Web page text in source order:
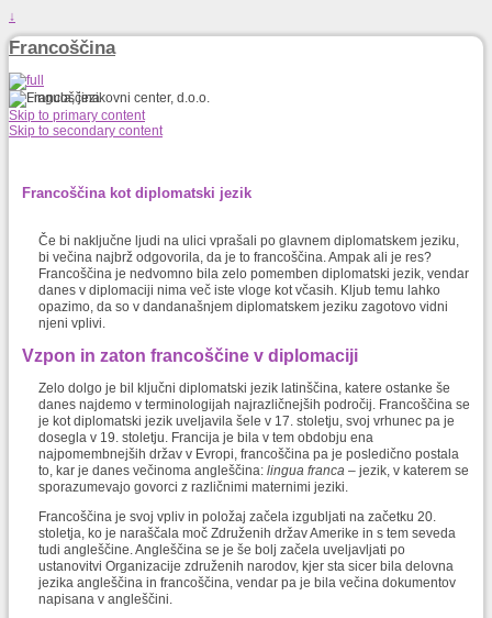
↓
Francoščina
Skip to primary content
Skip to secondary content
Francoščina kot diplomatski jezik
Če bi naključne ljudi na ulici vprašali po glavnem diplomatskem jeziku,
bi večina najbrž odgovorila, da je to francoščina. Ampak ali je res?
Francoščina je nedvomno bila zelo pomemben diplomatski jezik, vendar
danes v diplomaciji nima več iste vloge kot včasih. Kljub temu lahko
opazimo, da so v dandanašnjem diplomatskem jeziku zagotovo vidni
njeni vplivi.
Vzpon in zaton francoščine v diplomaciji
Zelo dolgo je bil ključni diplomatski jezik latinščina, katere ostanke še
danes najdemo v terminologijah najrazličnejših področij. Francoščina se
je kot diplomatski jezik uveljavila šele v 17. stoletju, svoj vrhunec pa je
dosegla v 19. stoletju. Francija je bila v tem obdobju ena
najpomembnejših držav v Evropi, francoščina pa je posledično postala
to, kar je danes večinoma angleščina: lingua franca – jezik, v katerem se
sporazumevajo govorci z različnimi maternimi jeziki.
Francoščina je svoj vpliv in položaj začela izgubljati na začetku 20.
stoletja, ko je naraščala moč Združenih držav Amerike in s tem seveda
tudi angleščine. Angleščina se je še bolj začela uveljavljati po
ustanovitvi Organizacije združenih narodov, kjer sta sicer bila delovna
jezika angleščina in francoščina, vendar pa je bila večina dokumentov
napisana v angleščini.